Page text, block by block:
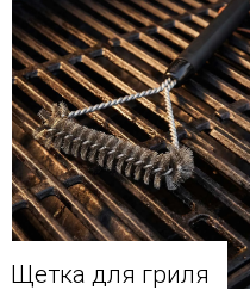
Щетка для гриля